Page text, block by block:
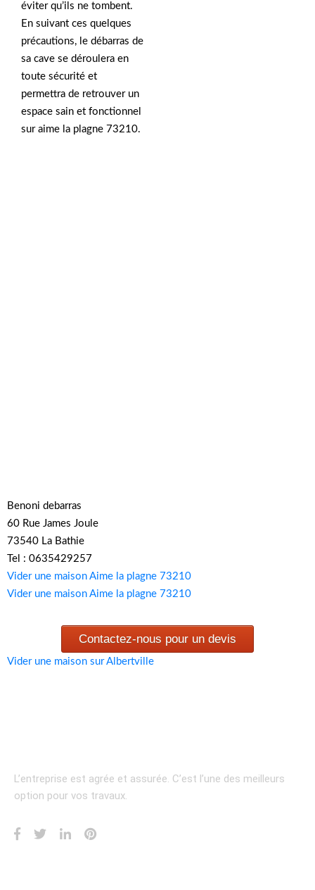
éviter qu’ils ne tombent.
En suivant ces quelques
précautions, le débarras de
sa cave se déroulera en
toute sécurité et
permettra de retrouver un
espace sain et fonctionnel
sur aime la plagne 73210.
Benoni debarras
60 Rue James Joule
73540 La Bathie
Tel : 0635429257
Vider une maison Aime la plagne 73210
Vider une maison Aime la plagne 73210
Contactez-nous pour un devis
Vider une maison sur Albertville
L’entreprise est agrée et assurée. C’est l’une des meilleurs
option pour vos travaux.